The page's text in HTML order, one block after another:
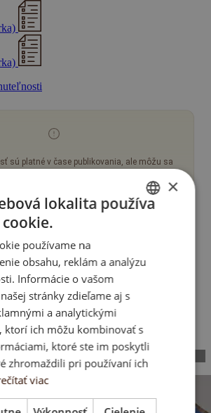
sú platné v čase publikovania, ale môžu sa
na ilustračné účely a môžu sa líšiť. Zobrazený
a nie je súčasťou ponuky. Nehnuteľnosti sú
oficiálnych kvalitatívnych špecifikácií.
dane. Pre viac informácií si, prosím,
tento článok na našom blogu.
v okolí
×
lokalita používa
používame na
obsahu, reklám a analýzu
Informácie o vašom
stránky zdieľame aj s
a analytickými
ktorí ich môžu kombinovať s
ktoré ste im poskytli
zhromaždili pri používaní ich
viac